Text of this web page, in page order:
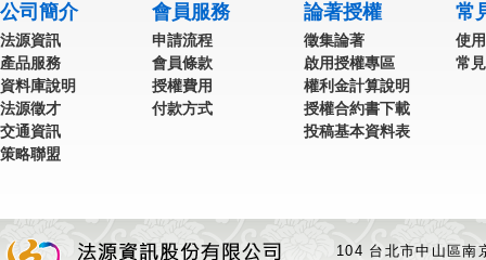
公司簡介
法源資訊
產品服務
資料庫說明
法源徵才
交通資訊
策略聯盟
會員服務
申請流程
會員條款
授權費用
付款方式
論著授權
徵集論著
啟用授權專區
權利金計算說明
授權合約書下載
投稿基本資料表
常
使
常
104 台北市中山區